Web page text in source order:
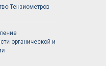
Тензиометров
органической и